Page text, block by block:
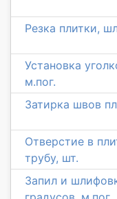
Резка плитки,
Установка
м.пог.
Затирка швов
Отверстие в
трубу, шт.
Запил и